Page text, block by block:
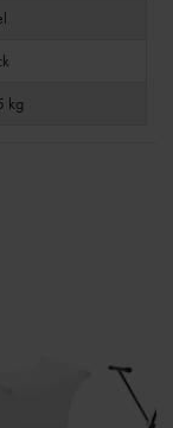
kg